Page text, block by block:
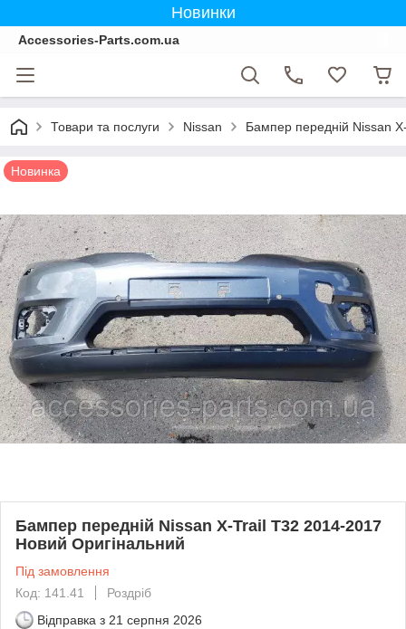
Новинки
Accessories-Parts.com.ua
Товари та послуги Nissan Бампер передній Nissan
Новинка
Бампер передній Nissan X-Trail T32 2014-2017
Новий Оригінальний
Під замовлення
Код: 141.41
Роздріб
Відправка з 21 серпня 2026